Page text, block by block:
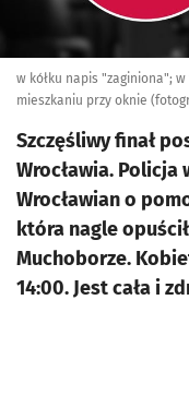
w kółku napis "zaginiona";
mieszkaniu przy oknie
Szczęśliwy finał
Wrocławia. Policja
Wrocławian o
która nagle
Muchoborze.
14:00. Jest cała i